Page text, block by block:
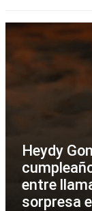
Heydy
entre
sorpresa